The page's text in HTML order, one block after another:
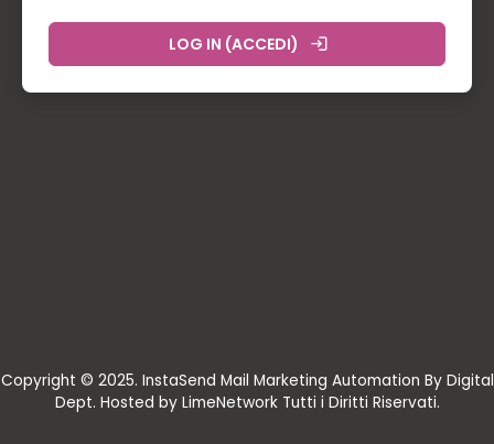
LOG IN (ACCEDI) login
Copyright © 2025. InstaSend Mail Marketing Automation By Digital
Dept. Hosted by LimeNetwork Tutti i Diritti Riservati.